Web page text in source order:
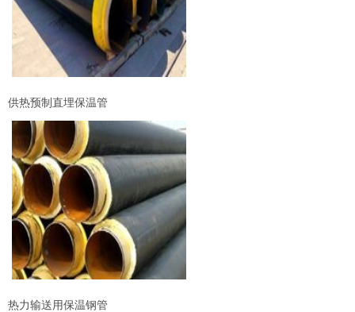
供热预制直埋保温管
热力输送用保温钢管